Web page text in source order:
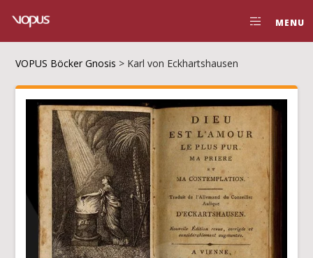
MENU
VOPUS Böcker Gnosis > Karl von Eckhartshausen